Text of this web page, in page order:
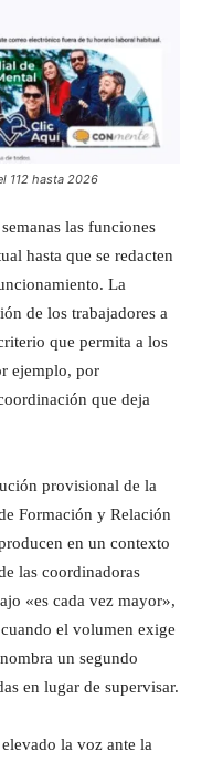
112 hasta 2026
las funciones
hasta que se redacten
La
de los trabajadores a
que permita a los
ejemplo, por
que deja
provisional de la
Formación y Relación
en un contexto
las coordinadoras
«es cada vez mayor»,
el volumen exige
un segundo
en lugar de supervisar.
la voz ante la